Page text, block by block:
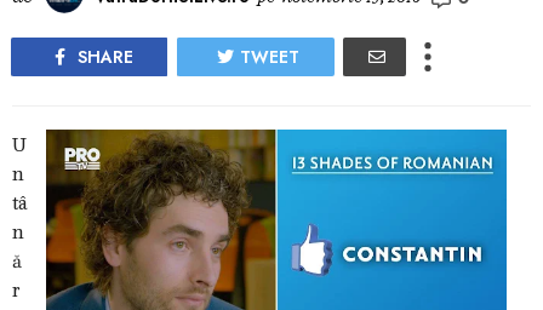
SHARE TWEET
U
n
tâ
n
ă
r